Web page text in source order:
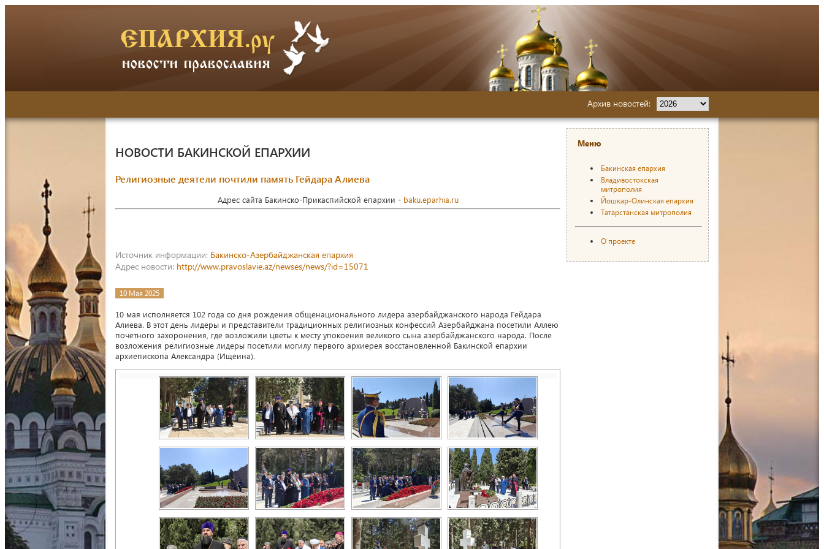
Архив новостей:
НОВОСТИ БАКИНСКОЙ ЕПАРХИИ
Религиозные деятели почтили память Гейдара Алиева
Адрес сайта Бакинско-Прикаспийской епархии - baku.eparhia.ru
Источник информации: Бакинско-Азербайджанская епархия
Адрес новости: http://www.pravoslavie.az/newses/news/?id=15071
10 Мая 2025
10 мая исполняется 102 года со дня рождения общенационального лидера азербайджанского народа Гейдара
Алиева. В этот день лидеры и представители традиционных религиозных конфессий Азербайджана посетили Аллею
почетного захоронения, где возложили цветы к месту упокоения великого сына азербайджанского народа. После
возложения религиозные лидеры посетили могилу первого архиерея восстановленной Бакинской епархии
архиепископа Александра (Ищеина).
Меню
Бакинская епархия
Владивостокская
митрополия
Йошкар-Олинская епархия
Татарстанская митрополия
О проекте